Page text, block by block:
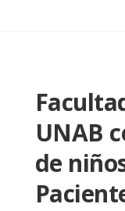
UNAB
de